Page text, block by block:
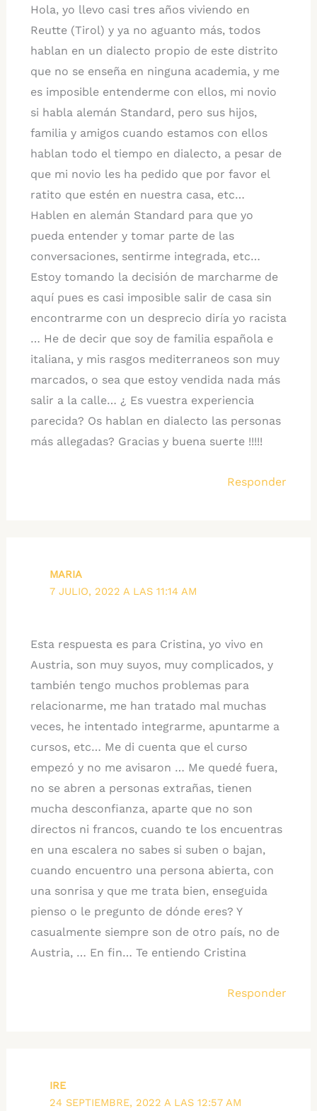
Hola, yo llevo casi tres años viviendo en
Reutte (Tirol) y ya no aguanto más, todos
hablan en un dialecto propio de este distrito
que no se enseña en ninguna academia, y me
es imposible entenderme con ellos, mi novio
si habla alemán Standard, pero sus hijos,
familia y amigos cuando estamos con ellos
hablan todo el tiempo en dialecto, a pesar de
que mi novio les ha pedido que por favor el
ratito que estén en nuestra casa, etc…
Hablen en alemán Standard para que yo
pueda entender y tomar parte de las
conversaciones, sentirme integrada, etc…
Estoy tomando la decisión de marcharme de
aquí pues es casi imposible salir de casa sin
encontrarme con un desprecio diría yo racista
… He de decir que soy de familia española e
italiana, y mis rasgos mediterraneos son muy
marcados, o sea que estoy vendida nada más
salir a la calle… ¿ Es vuestra experiencia
parecida? Os hablan en dialecto las personas
más allegadas? Gracias y buena suerte !!!!!
Responder
MARIA
7 JULIO, 2022 A LAS 11:14 AM
Esta respuesta es para Cristina, yo vivo en
Austria, son muy suyos, muy complicados, y
también tengo muchos problemas para
relacionarme, me han tratado mal muchas
veces, he intentado integrarme, apuntarme a
cursos, etc… Me di cuenta que el curso
empezó y no me avisaron … Me quedé fuera,
no se abren a personas extrañas, tienen
mucha desconfianza, aparte que no son
directos ni francos, cuando te los encuentras
en una escalera no sabes si suben o bajan,
cuando encuentro una persona abierta, con
una sonrisa y que me trata bien, enseguida
pienso o le pregunto de dónde eres? Y
casualmente siempre son de otro país, no de
Austria, … En fin… Te entiendo Cristina
Responder
IRE
24 SEPTIEMBRE, 2022 A LAS 12:57 AM